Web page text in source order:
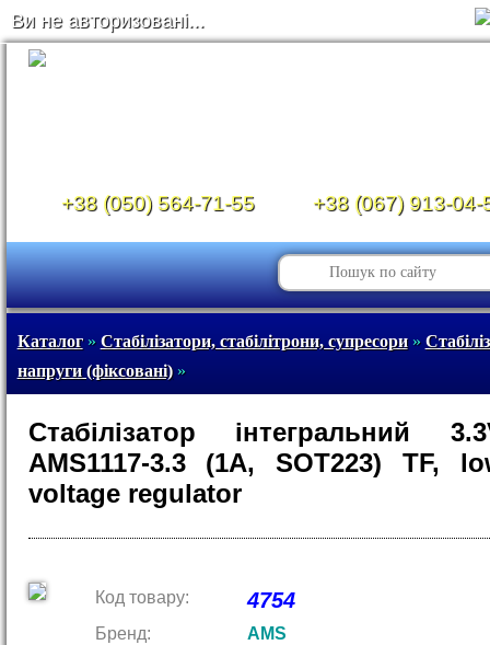
Ви не авторизовані...
+38 (050) 564-71-55 +38 (067) 913-04-
Каталог» Стабілізатори, стабілітрони, супресори»
напруги (фіксовані)»
Стабілізатор інтегральний
AMS1117-3.3 (1A, SOT223) TF,
voltage regulator
Код товару: 4754
Бренд: AMS